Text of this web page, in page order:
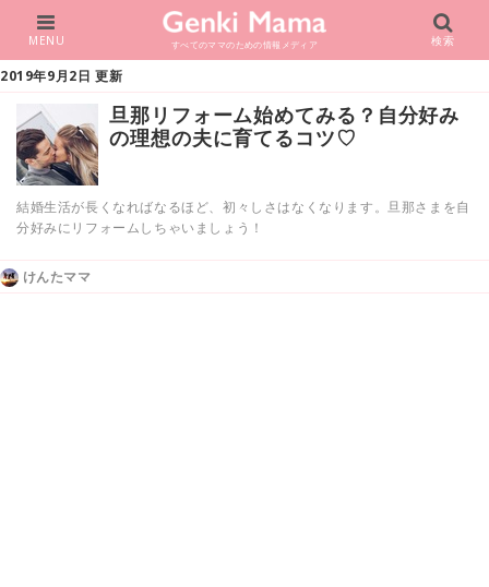
すべてのママのための情報メディア
MENU 検索
2019年9月2日 更新
旦那リフォーム始めてみる？自分好み
の理想の夫に育てるコツ♡
結婚生活が長くなればなるほど、初々しさはなくなります。旦那さまを自
分好みにリフォームしちゃいましょう！
けんたママ